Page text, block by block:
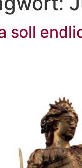
soll